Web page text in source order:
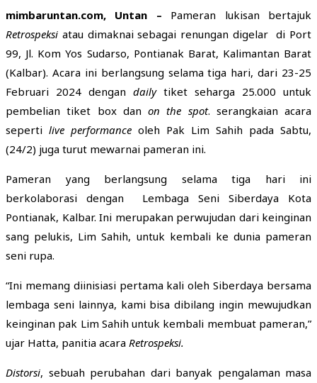
mimbaruntan.com, Untan – Pameran lukisan bertajuk
Retrospeksi atau dimaknai sebagai renungan digelar di Port
99, Jl. Kom Yos Sudarso, Pontianak Barat, Kalimantan Barat
(Kalbar). Acara ini berlangsung selama tiga hari, dari 23-25
Februari 2024 dengan dailytiket seharga 25.000 untuk
pembelian tiket box dan on the spot. serangkaian acara
seperti live performance oleh Pak Lim Sahih pada Sabtu,
(24/2) juga turut mewarnai pameran ini.
Pameran yang berlangsung selama tiga hari ini
berkolaborasi dengan Lembaga Seni Siberdaya Kota
Pontianak, Kalbar. Ini merupakan perwujudan dari keinginan
sang pelukis, Lim Sahih, untuk kembali ke dunia pameran
seni rupa.
“Ini memang diinisiasi pertama kali oleh Siberdaya bersama
lembaga seni lainnya, kami bisa dibilang ingin mewujudkan
keinginan pak Lim Sahih untuk kembali membuat pameran,”
ujar Hatta, panitia acara Retrospeksi.
Distorsi, sebuah perubahan dari banyak pengalaman masa